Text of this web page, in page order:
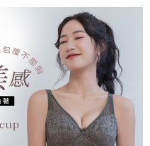
費。
（以下簡稱本公司）所提供，讓
務，並由商店將買賣／分期付款
司帳單繳交帳款。
約關係目的，商店將以您的個人
灣大哥大進項蒐集、處理及利用，
之確認、核對及更正。
https://oppay.tw/userRule
即可完成結帳。
訊。
訊中的連結，可透過四大超商／
方視為交易完成。
，但若您需要取消訂單，請聯絡
仍視為有效，需透過AFTEE先享
之結帳頁面顯示為準，若有關於
疑問，請聯繫「AFTEE先享後付
support/home
費
費
費